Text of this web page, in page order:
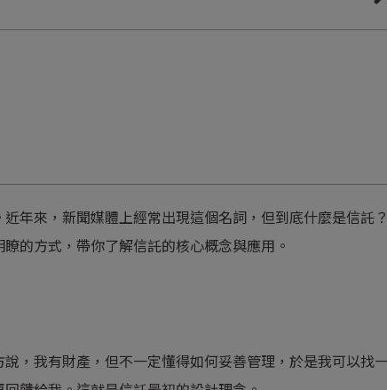
年來，新聞媒體上經常出現這個名詞，但到底什麼是信託
的方式，帶你了解信託的核心概念與應用。
，我有財產，但不一定懂得如何妥善管理，於是我可以找